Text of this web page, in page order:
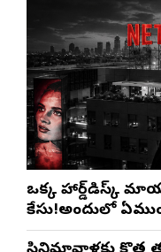
ఒక్క హార్డ్‌డిస్క్
కేసు!అందులో